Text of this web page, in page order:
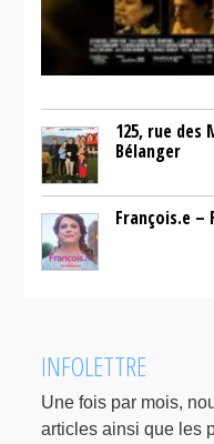
125, rue des
Bélanger
François.e –
INFOLETTRE
Une fois par mois,
articles ainsi que les